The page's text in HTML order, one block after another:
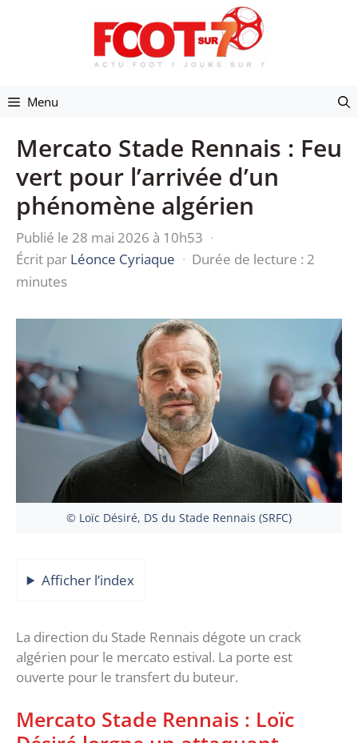
Menu
Mercato Stade Rennais : Feu
vert pour l’arrivée d’un
phénomène algérien
Publié le 28 mai 2026 à 10h53 ·
Écrit par Léonce Cyriaque · Durée de lecture : 2
minutes
© Loïc Désiré, DS du Stade Rennais (SRFC)
Afficher l’index
La direction du Stade Rennais dégote un crack
algérien pour le mercato estival. La porte est
ouverte pour le transfert du buteur.
Mercato Stade Rennais : Loïc